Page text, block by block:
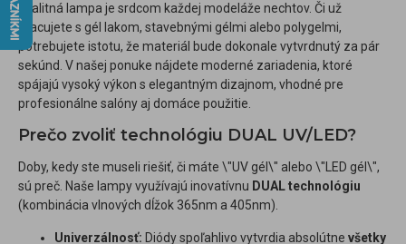
Kvalitná lampa je srdcom každej modeláže nechtov. Či už
pracujete s gél lakom, stavebnými gélmi alebo polygelmi,
potrebujete istotu, že materiál bude dokonale vytvrdnutý za pár
sekúnd. V našej ponuke nájdete moderné zariadenia, ktoré
spájajú vysoký výkon s elegantným dizajnom, vhodné pre
profesionálne salóny aj domáce použitie.
Prečo zvoliť technológiu DUAL UV/LED?
Doby, kedy ste museli riešiť, či máte \"UV gél\" alebo \"LED gél\",
sú preč. Naše lampy využívajú inovatívnu DUAL technológiu
(kombinácia vlnových dĺžok 365nm a 405nm).
Univerzálnosť: Diódy spoľahlivo vytvrdia absolútne všetky